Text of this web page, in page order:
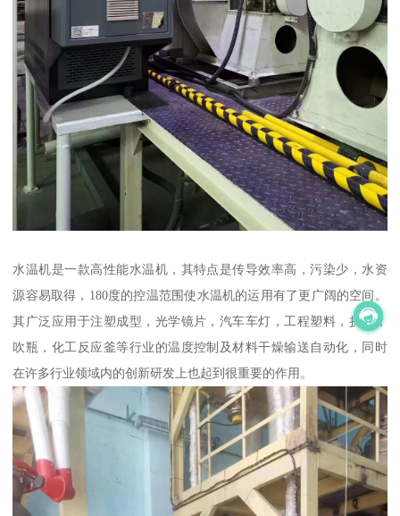
水温机是一款高性能水温机，其特点是传导效率高，污染少，水资
源容易取得，180度的控温范围使水温机的运用有了更广阔的空间。
其广泛应用于注塑成型，光学镜片，汽车车灯，工程塑料，挤出，
吹瓶，化工反应釜等行业的温度控制及材料干燥输送自动化，同时
在许多行业领域内的创新研发上也起到很重要的作用。